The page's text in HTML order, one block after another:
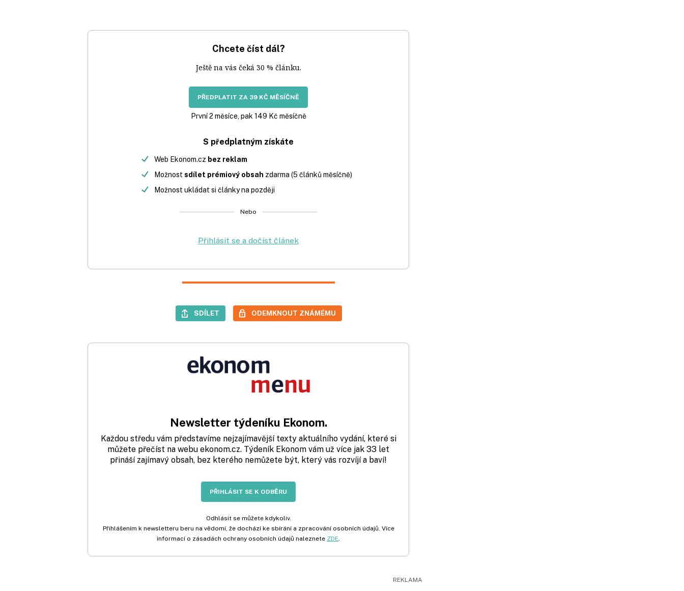
Chcete číst dál?
Ještě na vás čeká 30 % článku.
PŘEDPLATIT ZA 39 KČ MĚSÍČNĚ
První 2 měsíce, pak 149 Kč měsíčně
S předplatným získáte
Web Ekonom.cz bez reklam
Možnost sdílet prémiový obsah zdarma (5 článků měsíčně)
Možnost ukládat si články na později
Nebo
Přihlásit se a dočíst článek
SDÍLET ODEMKNOUT ZNÁMÉMU
Newsletter týdeníku Ekonom.
Každou středu vám představíme nejzajímavější texty aktuálního vydání, které si
můžete přečíst na webu ekonom.cz. Týdeník Ekonom vám už více jak 33 let
přináší zajímavý obsah, bez kterého nemůžete být, který vás rozvíjí a baví!
PŘIHLÁSIT SE K ODBĚRU
Odhlásit se můžete kdykoliv.
Přihlášením k newsletteru beru na vědomí, že dochází ke sbírání a zpracování osobních údajů. Více
informací o zásadách ochrany osobních údajů naleznete ZDE